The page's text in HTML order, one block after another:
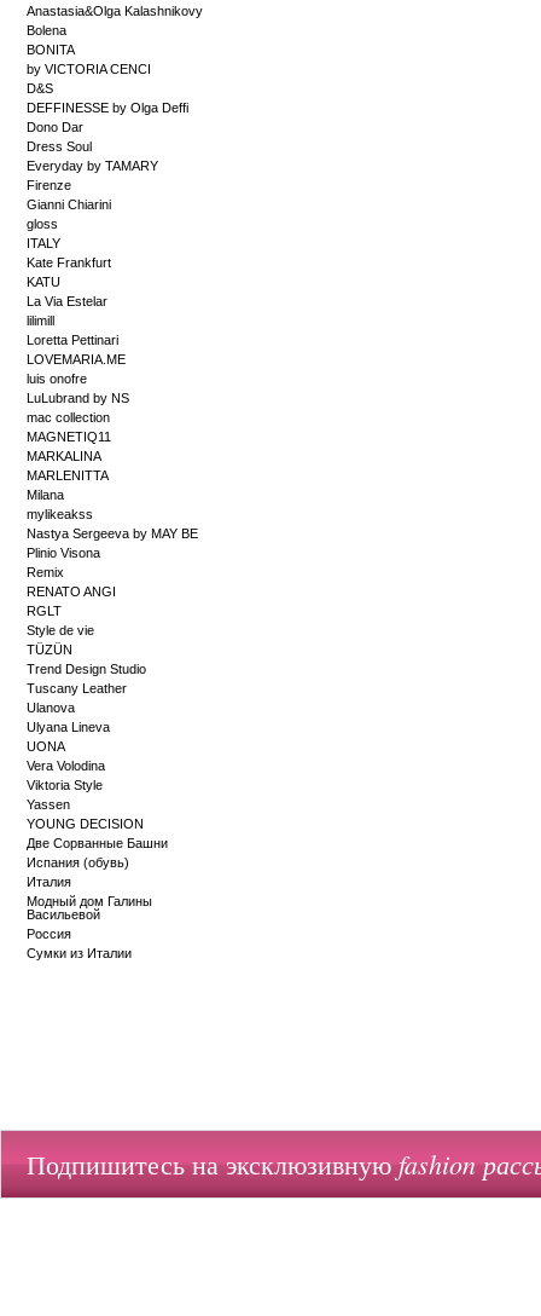
Anastasia&Olga Kalashnikovy
Bolena
BONITA
by VICTORIA CENCI
D&S
DEFFINESSE by Olga Deffi
Dono Dar
Dress Soul
Everyday by TAMARY
Firenze
Gianni Chiarini
gloss
ITALY
Kate Frankfurt
KATU
La Via Estelar
lilimill
Loretta Pettinari
LOVEMARIA.ME
luis onofre
LuLubrand by NS
mac collection
MAGNETIQ11
MARKALINA
MARLENITTA
Milana
mylikeakss
Nastya Sergeeva by MAY BE
Plinio Visona
Remix
RENATO ANGI
RGLT
Style de vie
TÜZÜN
Trend Design Studio
Tuscany Leather
Ulanova
Ulyana Lineva
UONA
Vera Volodina
Viktoria Style
Yassen
YOUNG DECISION
Две Сорванные Башни
Испания (обувь)
Италия
Модный дом Галины
Васильевой
Россия
Сумки из Италии
Подпишитесь на эксклюзивнуюfashion